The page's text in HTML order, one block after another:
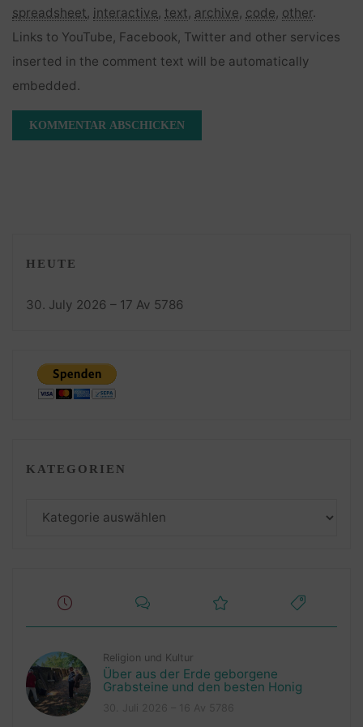
spreadsheet, interactive, text, archive, code, other.
Links to YouTube, Facebook, Twitter and other services
inserted in the comment text will be automatically
embedded.
HEUTE
30. July 2026 – 17 Av 5786
KATEGORIEN
Religion und Kultur
Über aus der Erde geborgene
Grabsteine und den besten Honig